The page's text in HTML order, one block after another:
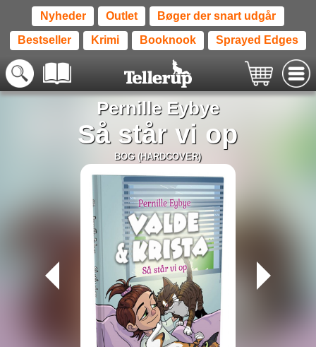
Nyheder Outlet Bøger der snart udgår
Bestseller Krimi Booknook Sprayed Edges
Pernille Eybye
Så står vi op
BOG (HARDCOVER)